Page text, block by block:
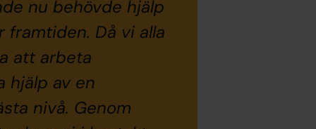
nu behövde hjälp
Då vi alla
att arbeta
hjälp av en
nivå. Genom